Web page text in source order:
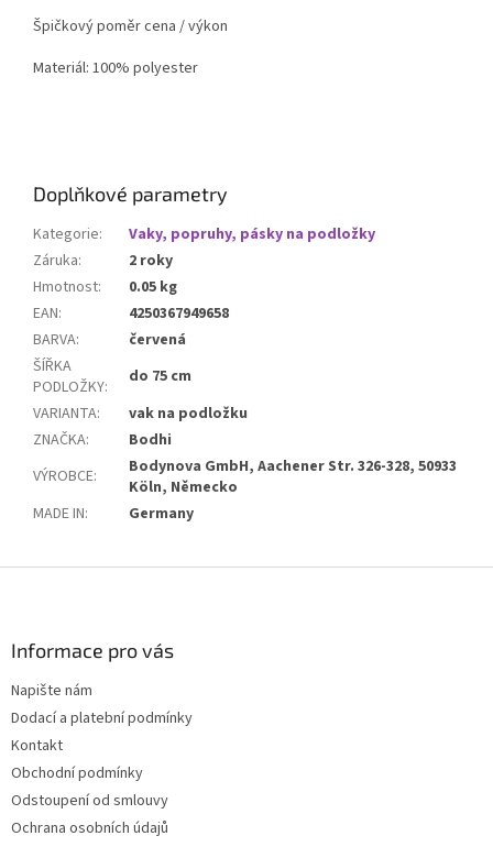
Špičkový poměr cena / výkon
Materiál: 100% polyester
Doplňkové parametry
Kategorie:
Vaky, popruhy, pásky na podložky
Záruka:
2 roky
Hmotnost:
0.05 kg
EAN:
4250367949658
BARVA:
červená
ŠÍŘKA
PODLOŽKY:
do 75 cm
VARIANTA:
vak na podložku
ZNAČKA:
Bodhi
VÝROBCE:
Bodynova GmbH, Aachener Str. 326-328, 50933
Köln, Německo
MADE IN: Germany
Informace pro vás
Napište nám
Dodací a platební podmínky
Kontakt
Obchodní podmínky
Odstoupení od smlouvy
Ochrana osobních údajů